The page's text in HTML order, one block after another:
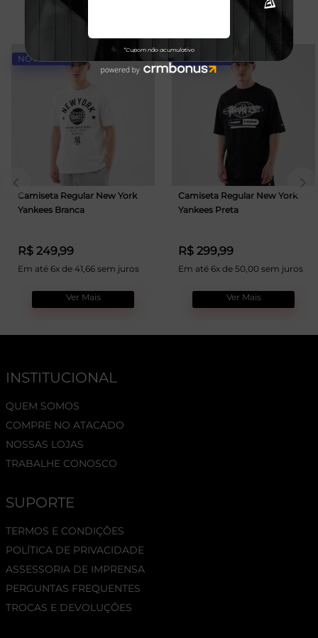
TALVEZ VOCÊ GOSTE
NOVIDADE
Camiseta Regular New York
Yankees Branca
R$ 249,99
Em até 6x de 41,66 sem juros
Ver Mais
NOVIDADE
Camiseta Regular New York
Yankees Preta
R$ 299,99
Em até 6x de 50,00 sem juros
Ver Mais
INSTITUCIONAL
QUEM SOMOS
COMPRE NO ATACADO
NOSSAS LOJAS
TRABALHE CONOSCO
SUPORTE
TERMOS E CONDIÇÕES
POLÍTICA DE PRIVACIDADE
ASSESSORIA DE IMPRENSA
PERGUNTAS FREQUENTES
TROCAS E DEVOLUÇÕES